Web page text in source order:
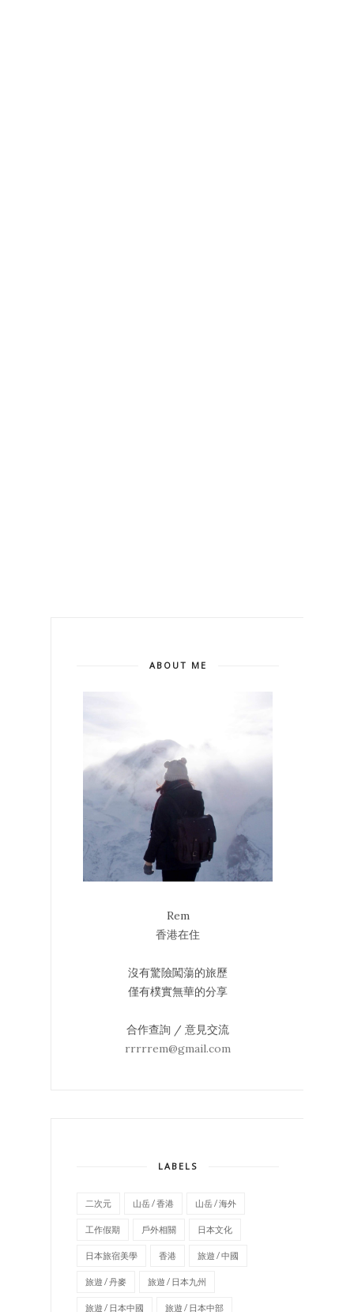
ABOUT ME
Rem
香港在住
沒有驚險闖蕩的旅歷
僅有樸實無華的分享
合作查詢 / 意見交流
rrrrrem@gmail.com
LABELS
二次元 山岳 / 香港 山岳 / 海外
工作假期 戶外相關 日本文化
日本旅宿美學 香港 旅遊 / 中國
旅遊 / 丹麥 旅遊 / 日本九州
旅遊 / 日本中國 旅遊 / 日本中部